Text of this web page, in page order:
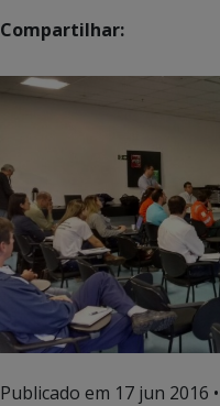
Compartilhar:
Publicado em 17 jun 2016